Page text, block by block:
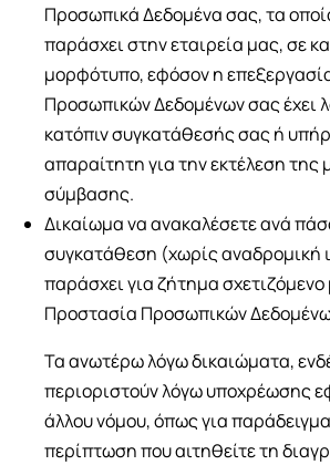
Προσωπικά Δεδομένα σας, τα
παράσχει στην εταιρεία μας, σε
μορφότυπο, εφόσον η
Προσωπικών Δεδομένων σας έχει
κατόπιν συγκατάθεσής σας ή
απαραίτητη για την εκτέλεση
σύμβασης.
Δικαίωμα να ανακαλέσετε ανά
συγκατάθεση (χωρίς αναδρομική
παράσχει για ζήτημα σχετιζόμενο
Προστασία Προσωπικών
Τα ανωτέρω λόγω δικαιώματα,
περιοριστούν λόγω υποχρέωσης
άλλου νόμου, όπως για
περίπτωση που αιτηθείτε τη